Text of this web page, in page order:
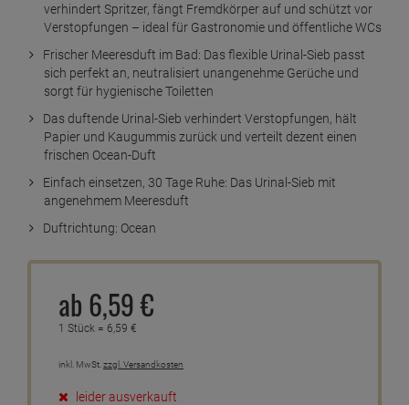
verhindert Spritzer, fängt Fremdkörper auf und schützt vor
Verstopfungen – ideal für Gastronomie und öffentliche WCs
Frischer Meeresduft im Bad: Das flexible Urinal-Sieb passt
sich perfekt an, neutralisiert unangenehme Gerüche und
sorgt für hygienische Toiletten
Das duftende Urinal-Sieb verhindert Verstopfungen, hält
Papier und Kaugummis zurück und verteilt dezent einen
frischen Ocean-Duft
Einfach einsetzen, 30 Tage Ruhe: Das Urinal-Sieb mit
angenehmem Meeresduft
Duftrichtung: Ocean
ab 6,59€
1 Stück = 6,59 €
inkl. MwSt.zzgl. Versandkosten
leider ausverkauft